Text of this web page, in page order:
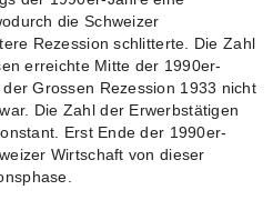
die Schweizer
Rezession schlitterte. Die Zahl
erreichte Mitte der 1990er-
Grossen Rezession 1933 nicht
Die Zahl der Erwerbstätigen
Erst Ende der 1990er-
Wirtschaft von dieser